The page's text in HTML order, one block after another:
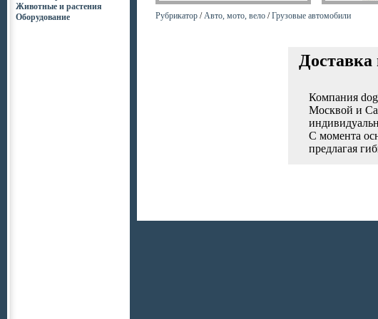
Животные и растения
Оборудование
Рубрикатор /Авто, мото, вело /Грузовые автомобили
Компания
Москвой и
С момента
предлагая